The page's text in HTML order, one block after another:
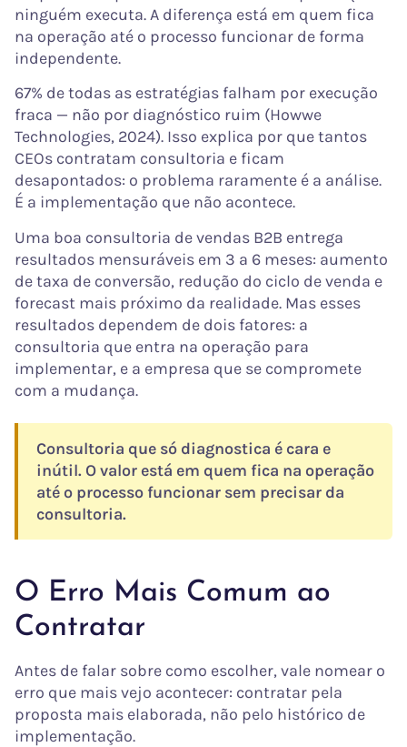
ninguém executa. A diferença está em quem fica
na operação até o processo funcionar de forma
independente.
67% de todas as estratégias falham por execução
fraca — não por diagnóstico ruim (Howwe
Technologies, 2024). Isso explica por que tantos
CEOs contratam consultoria e ficam
desapontados: o problema raramente é a análise.
É a implementação que não acontece.
Uma boa consultoria de vendas B2B entrega
resultados mensuráveis em 3 a 6 meses: aumento
de taxa de conversão, redução do ciclo de venda e
forecast mais próximo da realidade. Mas esses
resultados dependem de dois fatores: a
consultoria que entra na operação para
implementar, e a empresa que se compromete
com a mudança.
Consultoria que só diagnostica é cara e
inútil. O valor está em quem fica na operação
até o processo funcionar sem precisar da
consultoria.
O Erro Mais Comum ao
Contratar
Antes de falar sobre como escolher, vale nomear o
erro que mais vejo acontecer: contratar pela
proposta mais elaborada, não pelo histórico de
implementação.